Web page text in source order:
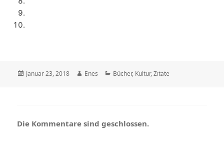
Veröffentlicht
Januar 23, 2018 Autor
Enes Kategorien
Bücher, Kultur,Zitate
Die Kommentare sind geschlossen.